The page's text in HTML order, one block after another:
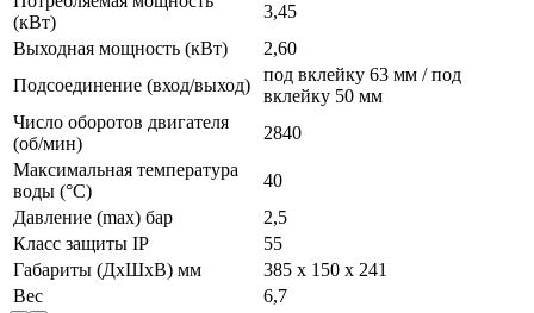
(кВт)
3,45
Выходная мощность (кВт)
2,60
Подсоединение (вход/выход)
под вклейку 63 мм / под
вклейку 50 мм
Число оборотов двигателя
(об/мин)
2840
Максимальная температура
воды (°С)
40
Давление (max) бар
2,5
Класс защиты IP
55
Габариты (ДxШxВ) мм
385 x 150 x 241
Вес
6,7